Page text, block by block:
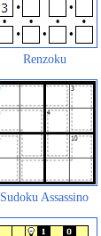
Renzoku
Sudoku Assassino